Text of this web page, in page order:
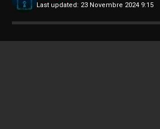
Last updated: 23 Novembre 2024 9:15